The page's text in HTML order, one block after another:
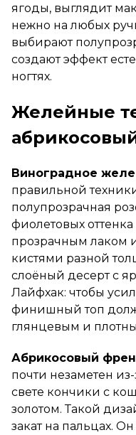
ягоды, выглядит
нежно на любых
выбирают
создают эффект
ногтях.
Желейные
Виноградное желе
правильной
полупрозрачная
фиолетовых
прозрачным лаком
кистями разной
слоёный десерт с
Лайфхак: чтобы
финишный топ
глянцевым и
Абрикосовый
почти незаметен
свете кончики с
золотом. Такой
закат на пальцах.